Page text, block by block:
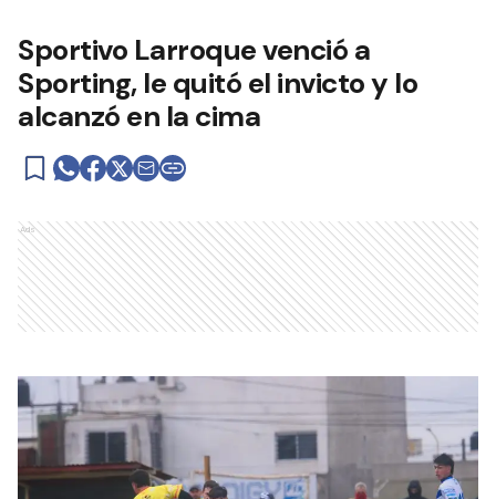
Sportivo Larroque venció a
Sporting, le quitó el invicto y lo
alcanzó en la cima
Ads